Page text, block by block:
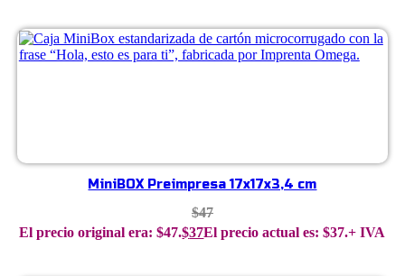
MiniBOX Preimpresa 17x17x3,4 cm
$47
El precio original era: $47.$37El precio actual es: $37.+ IVA